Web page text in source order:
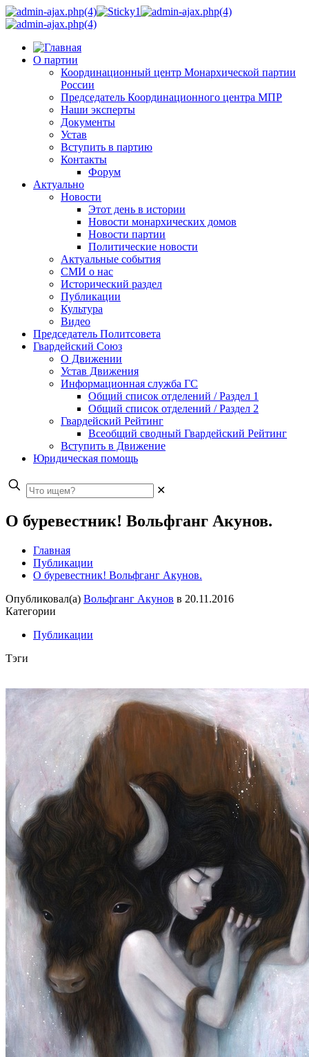
О партии
Координационный центр Монархической партии
России
Председатель Координационного центра МПР
Наши эксперты
Документы
Устав
Вступить в партию
Контакты
Форум
Актуально
Новости
Этот день в истории
Новости монархических домов
Новости партии
Политические новости
Актуальные события
СМИ о нас
Исторический раздел
Публикации
Культура
Видео
Председатель Политсовета
Гвардейский Союз
О Движении
Устав Движения
Информационная служба ГС
Общий список отделений / Раздел 1
Общий список отделений / Раздел 2
Гвардейский Рейтинг
Всеобщий сводный Гвардейский Рейтинг
Вступить в Движение
Юридическая помощь
✕
О буревестник! Вольфганг Акунов.
Главная
Публикации
О буревестник! Вольфганг Акунов.
Опубликовал(а) Вольфганг Акунов в 20.11.2016
Категории
Публикации
Тэги